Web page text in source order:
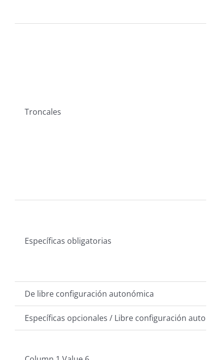
Troncales
Específicas obligatorias
De libre configuración autonómica
Específicas opcionales / Libre configuración